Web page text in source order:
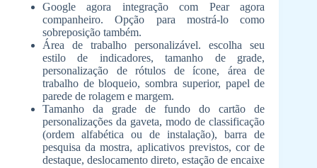
Google agora integração com Pear agora
companheiro. Opção para mostrá-lo como
sobreposição também.
Área de trabalho personalizável. escolha seu
estilo de indicadores, tamanho de grade,
personalização de rótulos de ícone, área de
trabalho de bloqueio, sombra superior, papel de
parede de rolagem e margem.
Tamanho da grade de fundo do cartão de
personalizações da gaveta, modo de classificação
(ordem alfabética ou de instalação), barra de
pesquisa da mostra, aplicativos previstos, cor de
destaque, deslocamento direto, estação de encaixe